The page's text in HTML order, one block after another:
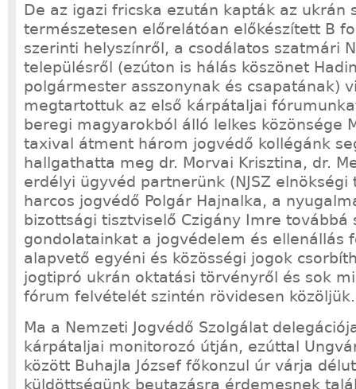
De az igazi fricska ezután kapták az ukrán
természetesen előrelátóan előkészített B
szerinti helyszínről, a csodálatos szatmári
településről (ezúton is hálás köszönet
polgármester asszonynak és csapatának)
megtartottuk az első kárpátaljai
beregi magyarokból álló lelkes közönsége
taxival átment három jogvédő kollégánk
hallgathatta meg dr. Morvai Krisztina, dr.
erdélyi ügyvéd partnerünk (NJSZ
harcos jogvédő Polgár Hajnalka, a
bizottsági tisztviselő Czigány Imre továbbá
gondolatainkat a jogvédelem és ellenállás
alapvető egyéni és közösségi jogok
jogtipró ukrán oktatási törvényről és sok
fórum felvételét szintén rövidesen közöljük.
Ma a Nemzeti Jogvédő Szolgálat
kárpátaljai monitorozó útján, ezúttal
között Buhajla József főkonzul úr várja
küldöttségünk beutazásra érdemesnek